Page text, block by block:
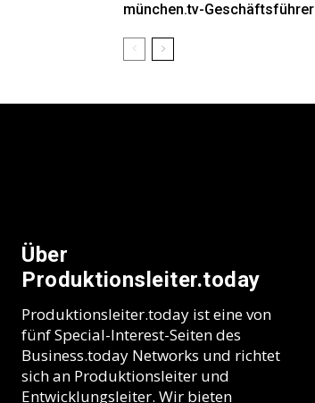
münchen.tv-Geschäftsführer
Über
Produktionsleiter.today
Produktionsleiter.today ist eine von
fünf Special-Interest-Seiten des
Business.today Networks und richtet
sich an Produktionsleiter und
Entwicklungsleiter. Wir bieten